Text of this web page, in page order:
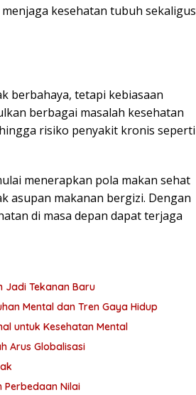
kesehatan tubuh sekaligus
berbahaya, tetapi kebiasaan
berbagai masalah kesehatan
risiko penyakit kronis seperti
menerapkan pola makan sehat
asupan makanan bergizi. Dengan
di masa depan dapat terjaga
Jadi Tekanan Baru
Mental dan Tren Gaya Hidup
untuk Kesehatan Mental
Arus Globalisasi
Perbedaan Nilai